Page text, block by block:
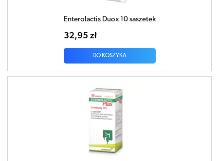
Enterolactis Duox 10 saszetek
32,95 zł
DO KOSZYKA